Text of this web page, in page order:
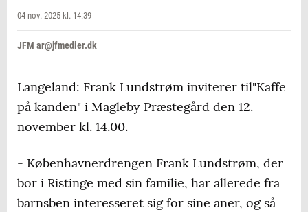
04 nov. 2025 kl. 14:39
JFM ar@jfmedier.dk
Langeland: Frank Lundstrøm inviterer til"Kaffe
på kanden" i Magleby Præstegård den 12.
november kl. 14.00.
- Københavnerdrengen Frank Lundstrøm, der
bor i Ristinge med sin familie, har allerede fra
barnsben interesseret sig for sine aner, og så